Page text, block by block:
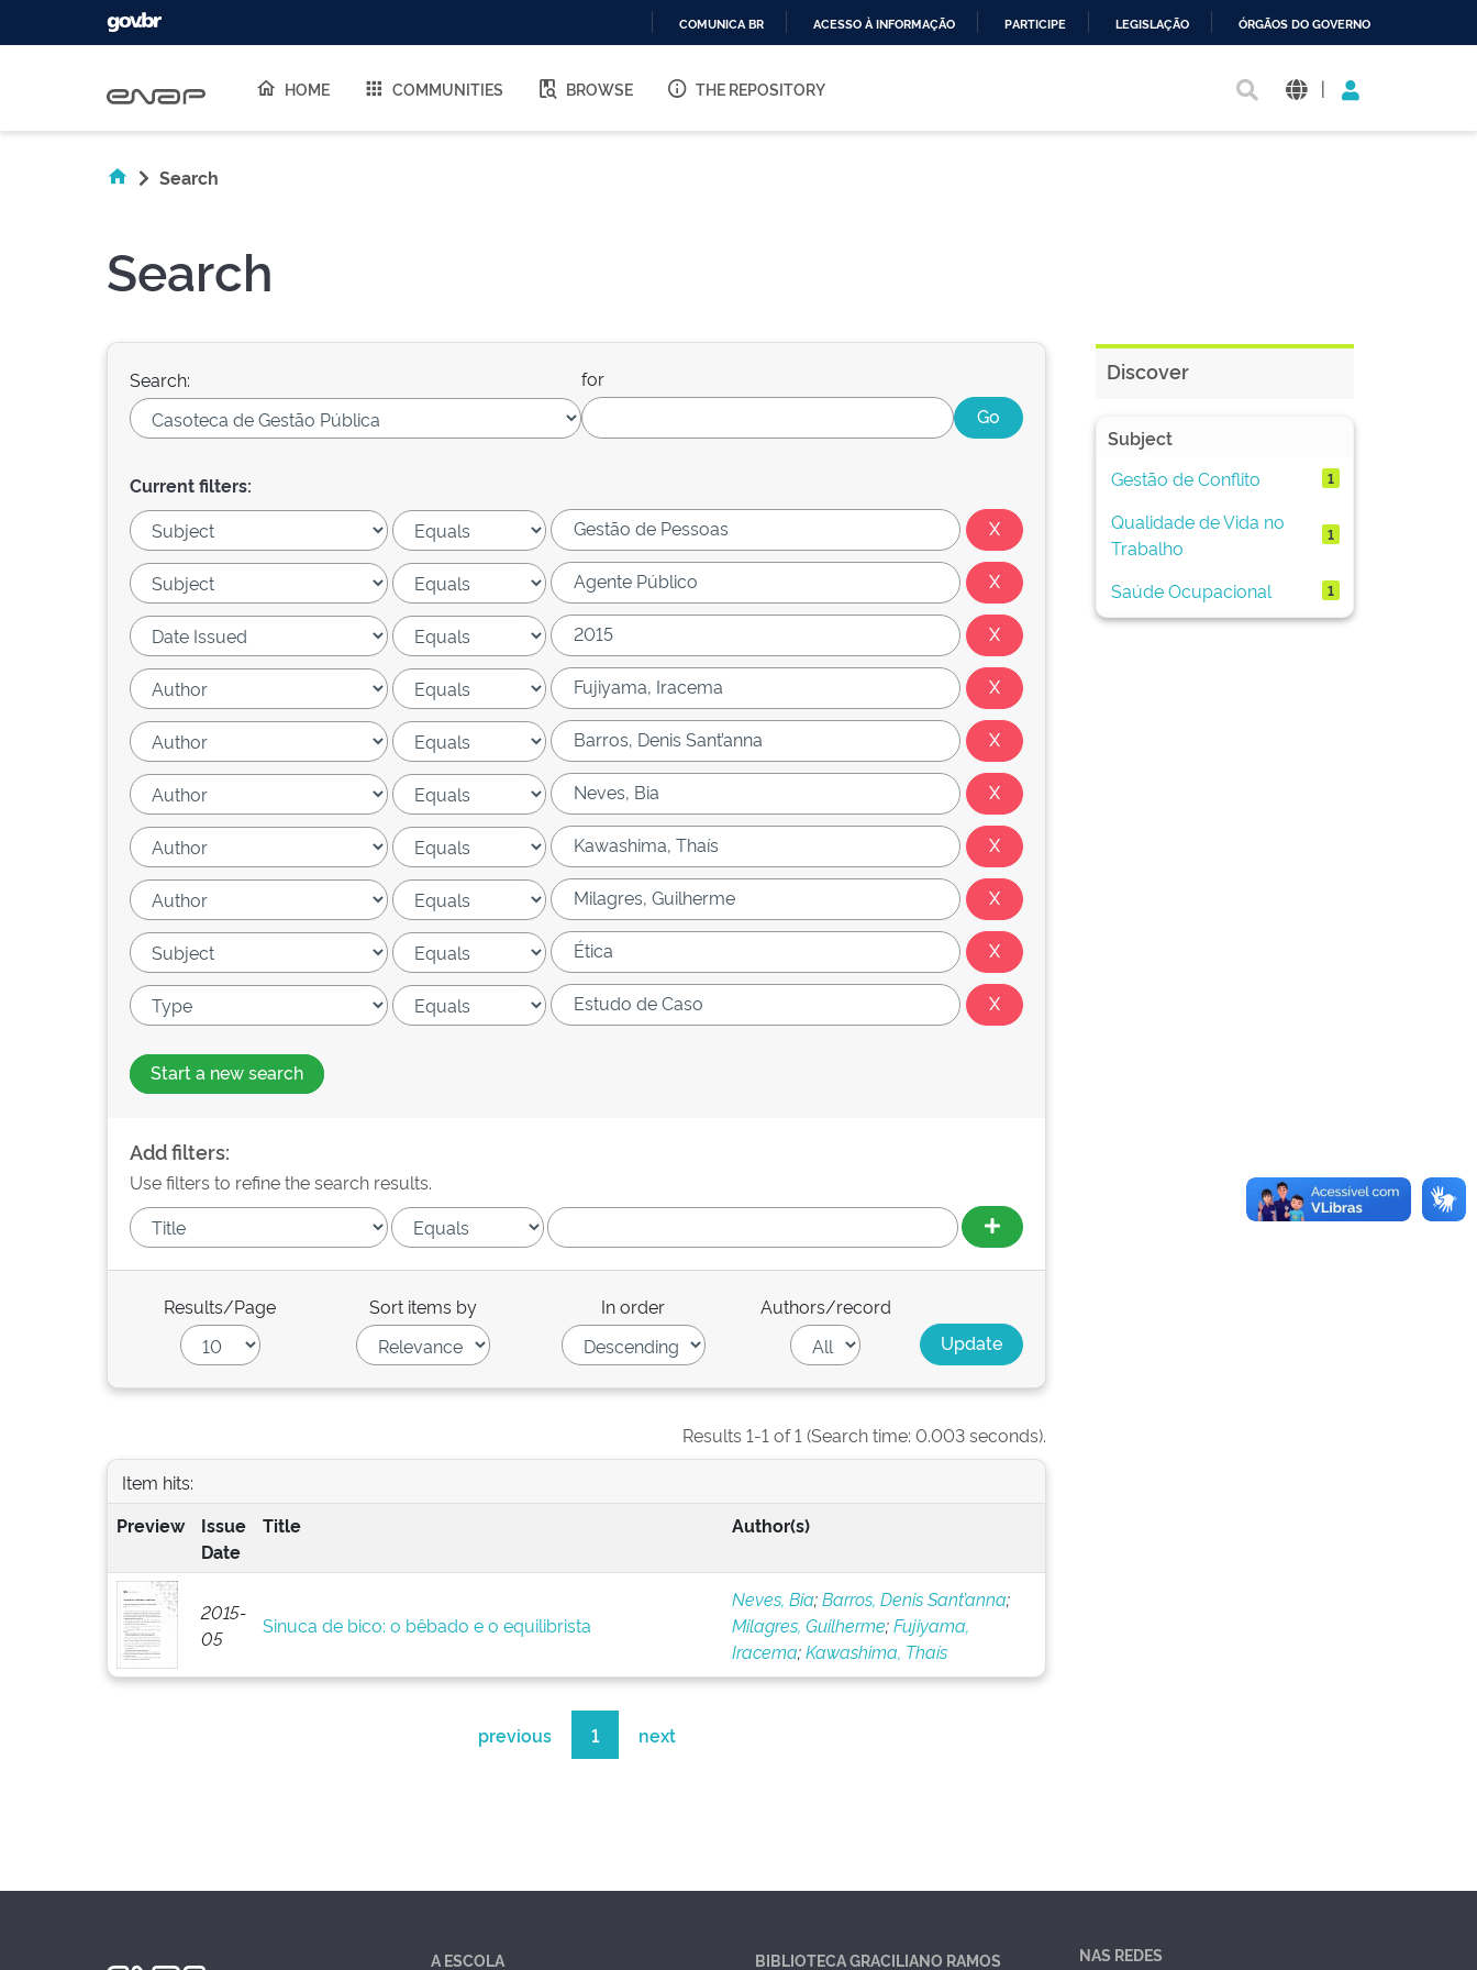
O
COMUNICA BR ACESSO À INFORMAÇÃO PARTICIPE LEGISLAÇÃO ÓRGÃOS DO GOVERNO
HOME COMMUNITIES BROWSE THE REPOSITORY |
Search
Search
Search: for
Current filters:
Start a new search
Add filters:
Use filters to refine the search results.
Results/Page Sort items by In order Authors/record
Results 1-1 of 1 (Search time: 0.003 seconds).
Item hits:
Preview
Issue
Date
Title Author(s)
2015-
05
Sinuca de bico: o bêbado e o equilibrista
Neves, Bia;Barros, Denis Sant’anna;
Milagres, Guilherme;Fujiyama,
Iracema;Kawashima, Thaís
previous 1 next
Discover
Subject
Gestão de Conflito
1
Qualidade de Vida no
Trabalho
1
Saúde Ocupacional 1
A ESCOLA BIBLIOTECA GRACILIANO RAMOS NAS REDES